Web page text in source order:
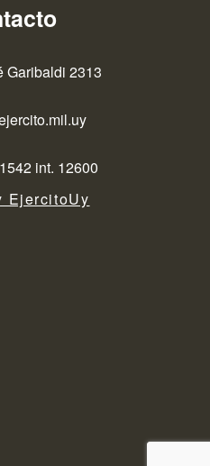
Garibaldi 2313
int. 12600
EjercitoUy